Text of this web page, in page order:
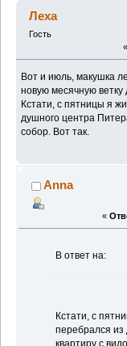
Леха
Гость
«
Вот и июль, макушка
новую месячную ветку
Кстати, с пятницы я
душного центра
собор. Вот так.
Anna
«
В ответ на:
Кстати, с
перебрался